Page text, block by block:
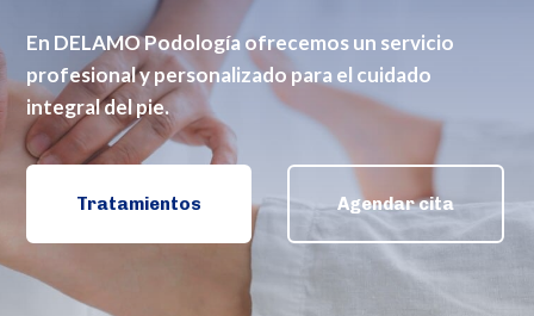
En DELAMO Podología ofrecemos un servicio
profesional y personalizado para el cuidado
integral del pie.
Tratamientos Agendar cita